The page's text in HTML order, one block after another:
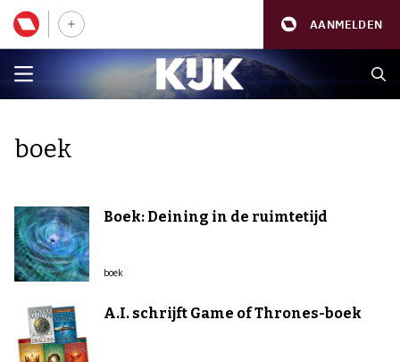
AANMELDEN
boek
Boek: Deining in de ruimtetijd
boek
A.I. schrijft Game of Thrones-boek